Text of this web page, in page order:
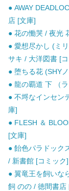
● AWAY
店 [文庫]
● 花の慟哭 / 夜光
● 愛想尽かし (ミ
サキ / 大洋図書 [
● 堕ちる花 (SHY
● 龍の覇道 下 （
● 不埒なインセン
庫]
● FLESH ＆
[文庫]
● 飴色パラドック
/ 新書館 [コミック]
● 翼竜王を飼いな
飼 のの / 徳間書店